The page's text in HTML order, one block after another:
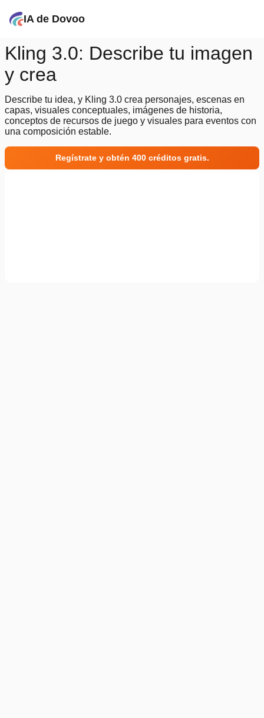
IA de Dovoo
Kling 3.0: Describe tu imagen
y crea
Describe tu idea, y Kling 3.0 crea personajes, escenas en
capas, visuales conceptuales, imágenes de historia,
conceptos de recursos de juego y visuales para eventos con
una composición estable.
Regístrate y obtén 400 créditos gratis.